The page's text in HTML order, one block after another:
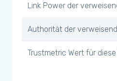
Link Power der
Authorität der
Trustmetric Wert für